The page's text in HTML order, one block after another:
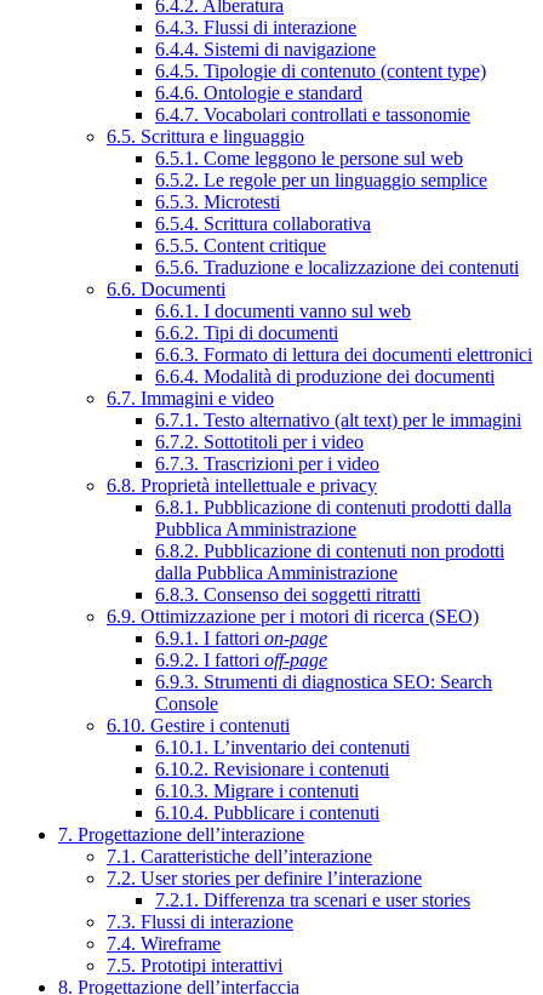
6.4.2. Alberatura
6.4.3. Flussi di interazione
6.4.4. Sistemi di navigazione
6.4.5. Tipologie di contenuto (content type)
6.4.6. Ontologie e standard
6.4.7. Vocabolari controllati e tassonomie
6.5. Scrittura e linguaggio
6.5.1. Come leggono le persone sul web
6.5.2. Le regole per un linguaggio semplice
6.5.3. Microtesti
6.5.4. Scrittura collaborativa
6.5.5. Content critique
6.5.6. Traduzione e localizzazione dei contenuti
6.6. Documenti
6.6.1. I documenti vanno sul web
6.6.2. Tipi di documenti
6.6.3. Formato di lettura dei documenti elettronici
6.6.4. Modalità di produzione dei documenti
6.7. Immagini e video
6.7.1. Testo alternativo (alt text) per le immagini
6.7.2. Sottotitoli per i video
6.7.3. Trascrizioni per i video
6.8. Proprietà intellettuale e privacy
6.8.1. Pubblicazione di contenuti prodotti dalla
Pubblica Amministrazione
6.8.2. Pubblicazione di contenuti non prodotti
dalla Pubblica Amministrazione
6.8.3. Consenso dei soggetti ritratti
6.9. Ottimizzazione per i motori di ricerca (SEO)
6.9.1. I fattori on-page
6.9.2. I fattori off-page
6.9.3. Strumenti di diagnostica SEO: Search
Console
6.10. Gestire i contenuti
6.10.1. L’inventario dei contenuti
6.10.2. Revisionare i contenuti
6.10.3. Migrare i contenuti
6.10.4. Pubblicare i contenuti
7. Progettazione dell’interazione
7.1. Caratteristiche dell’interazione
7.2. User stories per definire l’interazione
7.2.1. Differenza tra scenari e user stories
7.3. Flussi di interazione
7.4. Wireframe
7.5. Prototipi interattivi
8. Progettazione dell’interfaccia